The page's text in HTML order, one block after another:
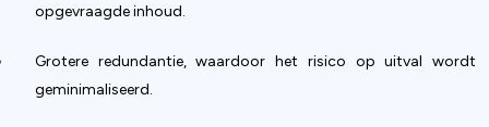
opgevraagde inhoud.
Grotere redundantie, waardoor het risico op uitval wordt
geminimaliseerd.